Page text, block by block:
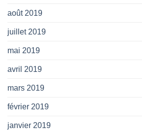
août 2019
juillet 2019
mai 2019
avril 2019
mars 2019
février 2019
janvier 2019